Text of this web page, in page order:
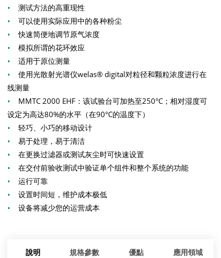
• 测试方法的高重现性
• 可以使用实际应用中的各种粉尘
• 快速简便地调节原气浓度
• 模拟所谓的花环效应
• 适用于原位测量
• 使用光散射光谱仪welas® digital对粒径和颗粒浓度进行在
线测量
• MMTC 2000 EHF：该试验台可加热至250°C；相对湿度可
设定为高达80%的水平（在90°C的温度下）
• 轻巧、小巧的移动设计
• 易于处理，易于清洁
• 在更换过滤器或测试灰尘时可快速设置
• 在交付前验收测试中验证单个组件和整个系统的功能
• 运行可靠
• 设置时间短，维护成本极低
• 设备将减少您的运营成本
說明 規格參數 優點 應用領域